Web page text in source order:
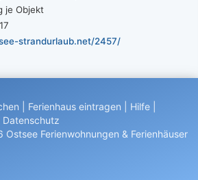
je Objekt
strandurlaub.net/2457/
Ferienhaus eintragen Hilfe
Datenschutz
Ferienwohnungen & Ferienhäuser